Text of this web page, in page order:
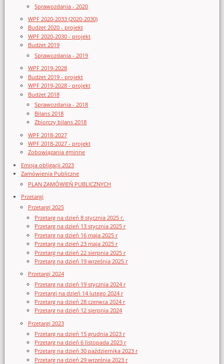
Sprawozdania - 2020
WPF 2020-2033 (2020-2030)
Budżet 2020 - projekt
WPF 2020-2030 - projekt
Budżet 2019
Sprawozdania - 2019
WPF 2019-2028
Budżet 2019 - projekt
WPF 2019-2028 - projekt
Budżet 2018
Sprawozdania - 2018
Bilans 2018
Zbiorczy bilans 2018
WPF 2018-2027
WPF 2018-2027 - projekt
Zobowiązania gminne
Emisja obligacji 2023
Zamówienia Publiczne
PLAN ZAMÓWIEŃ PUBLICZNYCH
Przetargi
Przetargi 2025
Przetarg na dzień 8 stycznia 2025 r.
Przetarg na dzień 13 stycznia 2025 r
Przetarg na dzień 16 maja 2025 r
Przetarg na dzień 23 maja 2025 r
Przetarg na dzień 22 sierpnia 2025 r
Przetarg na dzień 19 września 2025 r
Przetargi 2024
Przetarg na dzień 19 stycznia 2024 r
Przetargi na dzień 14 lutego 2024 r
Przetarg na dzień 28 czerwca 2024 r
Przetarg na dzień 12 sierpnia 2024
Przetargi 2023
Przetarg na dzień 15 grudnia 2023 r
Przetarg na dzień 6 listopada 2023 r
Przetarg na dzień 30 października 2023 r
Przetarg na dzień 29 września 2023 r